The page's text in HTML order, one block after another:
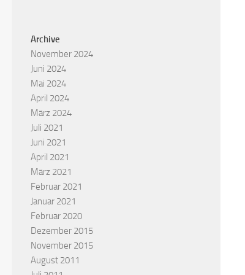
Archive
November 2024
Juni 2024
Mai 2024
April 2024
März 2024
Juli 2021
Juni 2021
April 2021
März 2021
Februar 2021
Januar 2021
Februar 2020
Dezember 2015
November 2015
August 2011